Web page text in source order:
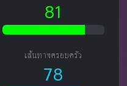
81
เส้นทางครอบครัว
78